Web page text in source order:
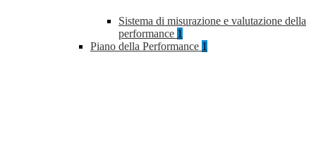
Sistema di misurazione e valutazione della
performance 1
Piano della Performance 1